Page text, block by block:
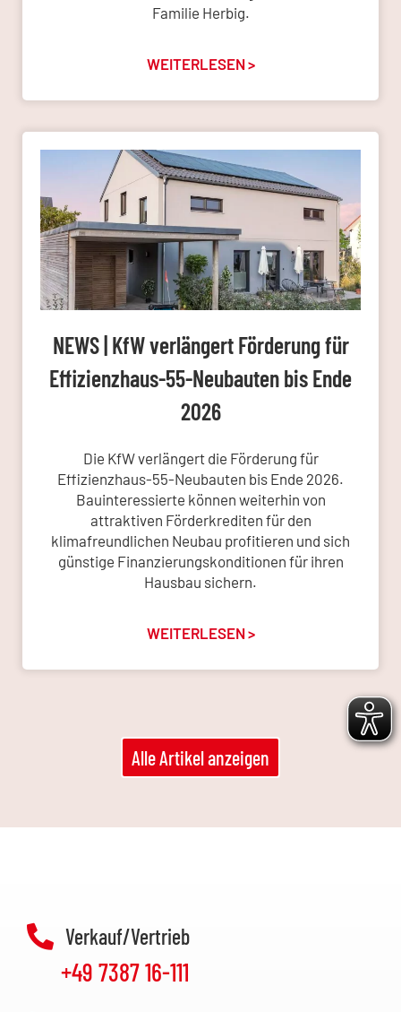
Familie Herbig.
WEITERLESEN >
NEWS | KfW verlängert Förderung für
Effizienzhaus-55-Neubauten bis Ende
2026
Die KfW verlängert die Förderung für
Effizienzhaus-55-Neubauten bis Ende 2026.
Bauinteressierte können weiterhin von
attraktiven Förderkrediten für den
klimafreundlichen Neubau profitieren und sich
günstige Finanzierungskonditionen für ihren
Hausbau sichern.
WEITERLESEN >
Alle Artikel anzeigen
Verkauf/Vertrieb
+49 7387 16-111